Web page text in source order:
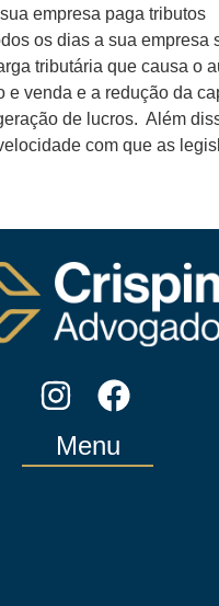
empresa paga tributos
os dias a sua empresa
tributária que causa o
e venda e a redução da
de lucros. Além
com que as
Menu